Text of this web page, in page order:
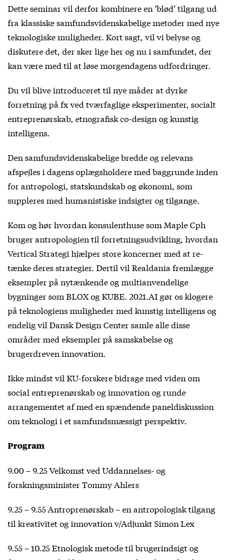
Dette seminar vil derfor kombinere en ’blød’ tilgang ud
fra klassiske samfundsvidenskabelige metoder med nye
teknologiske muligheder. Kort sagt, vil vi belyse og
diskutere det, der sker lige her og nu i samfundet, der
kan være med til at løse morgendagens udfordringer.
Du vil blive introduceret til nye måder at dyrke
forretning på fx ved tværfaglige eksperimenter, socialt
entreprenørskab, etnografisk co-design og kunstig
intelligens.
Den samfundsvidenskabelige bredde og relevans
afspejles i dagens oplægsholdere med baggrunde inden
for antropologi, statskundskab og økonomi, som
suppleres med humanistiske indsigter og tilgange.
Kom og hør hvordan konsulenthuse som Maple Cph
bruger antropologien til forretningsudvikling, hvordan
Vertical Strategi hjælper store koncerner med at re-
tænke deres strategier. Dertil vil Realdania fremlægge
eksempler på nytænkende og multianvendelige
bygninger som BLOX og KUBE. 2021.AI gør os klogere
på teknologiens muligheder med kunstig intelligens og
endelig vil Dansk Design Center samle alle disse
områder med eksempler på samskabelse og
brugerdreven innovation.
Ikke mindst vil KU-forskere bidrage med viden om
social entreprenørskab og innovation og runde
arrangementet af med en spændende paneldiskussion
om teknologi i et samfundsmæssigt perspektiv.
Program
9.00 – 9.25 Velkomst ved Uddannelses- og
forskningsminister Tommy Ahlers
9.25 – 9.55 Antroprenørskab – en antropologisk tilgang
til kreativitet og innovation v/Adjunkt Simon Lex
9.55 – 10.25 Etnologisk metode til brugerindsigt og